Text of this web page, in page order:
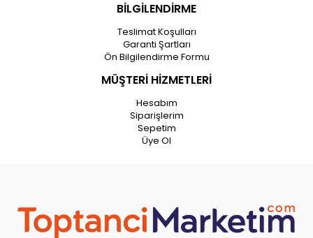
BİLGİLENDİRME
Teslimat Koşulları
Garanti Şartları
Ön Bilgilendirme Formu
MÜŞTERİ HİZMETLERİ
Hesabım
Siparişlerim
Sepetim
Üye Ol